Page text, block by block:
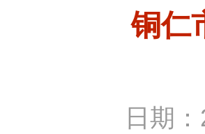
铜仁
日期